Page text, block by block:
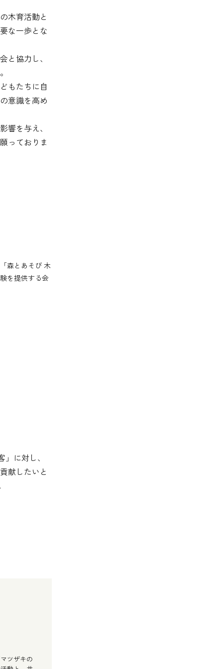
木育活動と
な一歩とな
と協力し、
もたちに自
意識を高め
響を与え、
っておりま
森とあそび 木
を提供する会
に対し、
献したいと
ツザキの